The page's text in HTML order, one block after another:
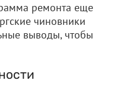
ремонта еще
чиновники
выводы, чтобы